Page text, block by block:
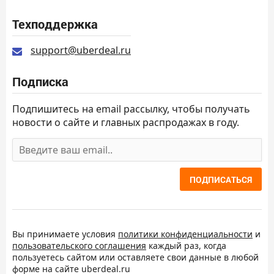
Техподдержка
support@uberdeal.ru
Подписка
Подпишитесь на email рассылку, чтобы получать
новости о сайте и главных распродажах в году.
ПОДПИСАТЬСЯ
Вы принимаете условия политики конфиденциальности и
пользовательского соглашения каждый раз, когда
пользуетесь сайтом или оставляете свои данные в любой
форме на сайте uberdeal.ru